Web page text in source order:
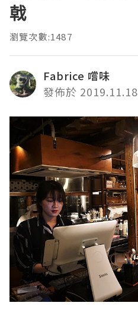
戟
瀏覽次數:1487
Fabrice 嚐味
發佈於 2019.11.18